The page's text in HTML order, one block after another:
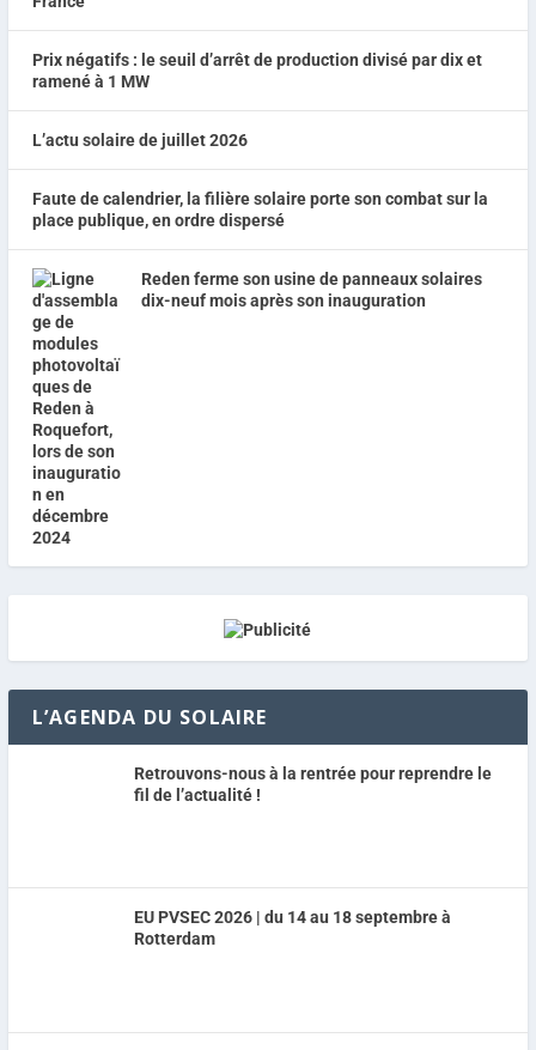
Prix négatifs : le seuil d’arrêt de production divisé par dix et
ramené à 1 MW
L’actu solaire de juillet 2026
Faute de calendrier, la filière solaire porte son combat sur la
place publique, en ordre dispersé
Reden ferme son usine de panneaux solaires
dix-neuf mois après son inauguration
L’AGENDA DU SOLAIRE
Retrouvons-nous à la rentrée pour reprendre le
fil de l’actualité !
EU PVSEC 2026 | du 14 au 18 septembre à
Rotterdam